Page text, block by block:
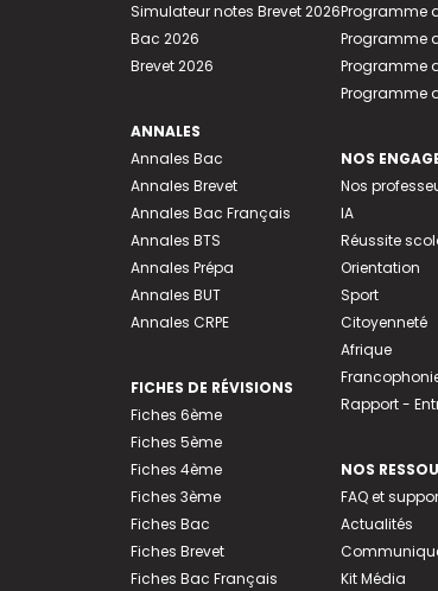
Simulateur notes Brevet 2026
Bac 2026
Brevet 2026
ANNALES
Annales Bac
Annales Brevet
Annales Bac Français
Annales BTS
Annales Prépa
Annales BUT
Annales CRPE
FICHES DE RÉVISIONS
Fiches 6ème
Fiches 5ème
Fiches 4ème
Fiches 3ème
Fiches Bac
Fiches Brevet
Fiches Bac Français
Programme
Programme
Programme
Programme
NOS
Nos
IA
Réussite
Orientation
Sport
Citoyenneté
Afrique
Rapport -
NOS
FAQ et
Actualités
Kit Média